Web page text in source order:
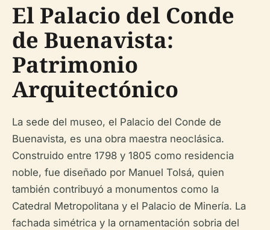
El Palacio del Conde
de Buenavista:
Patrimonio
Arquitectónico
La sede del museo, el Palacio del Conde de
Buenavista, es una obra maestra neoclásica.
Construido entre 1798 y 1805 como residencia
noble, fue diseñado por Manuel Tolsá, quien
también contribuyó a monumentos como la
Catedral Metropolitana y el Palacio de Minería. La
fachada simétrica y la ornamentación sobria del